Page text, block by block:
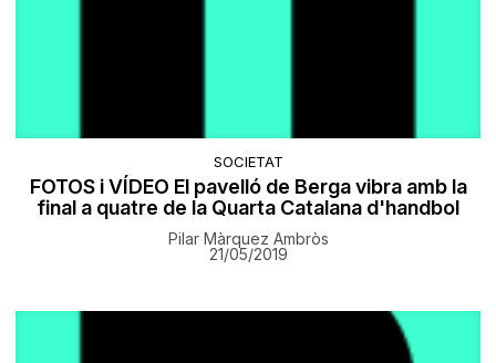
SOCIETAT
FOTOS i VÍDEO El pavelló de Berga vibra amb la
final a quatre de la Quarta Catalana d'handbol
Pilar Màrquez Ambròs
21/05/2019